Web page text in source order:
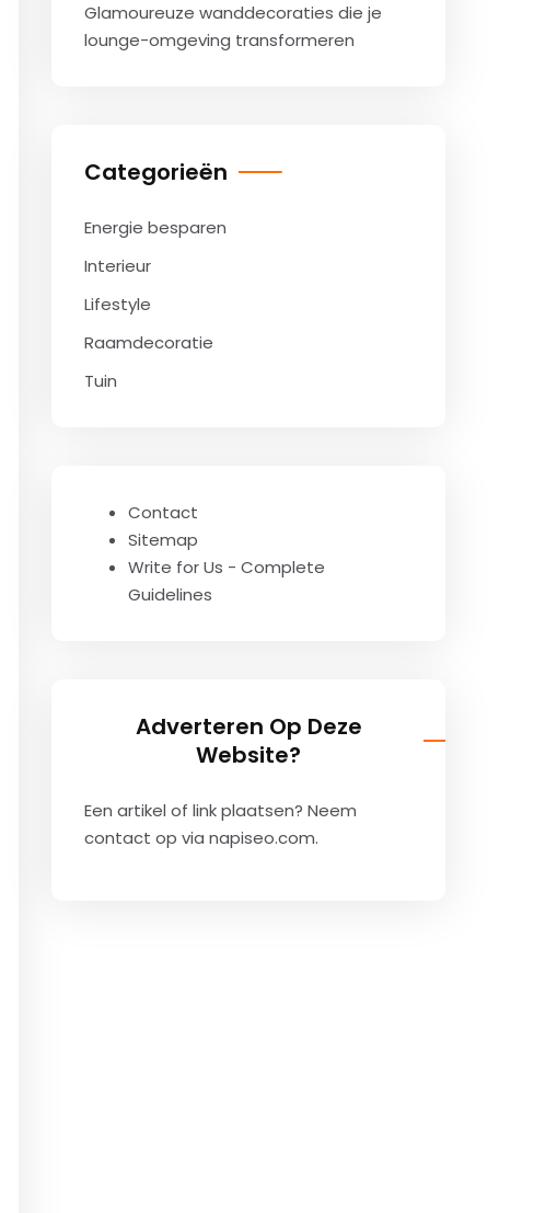
Glamoureuze wanddecoraties die je
lounge-omgeving transformeren
Categorieën
Energie besparen
Interieur
Lifestyle
Raamdecoratie
Tuin
Contact
Sitemap
Write for Us - Complete
Guidelines
Adverteren Op Deze
Website?
Een artikel of link plaatsen? Neem
contact op via napiseo.com.